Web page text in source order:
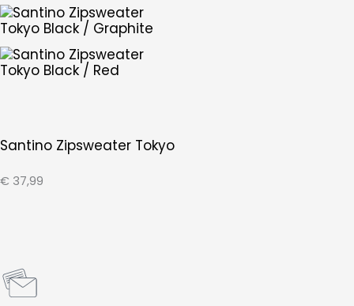
Santino Zipsweater Tokyo
€ 37,99